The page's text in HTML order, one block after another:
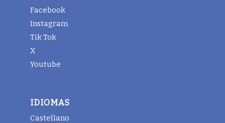
Facebook
Instagram
Tik Tok
X
Youtube
IDIOMAS
Castellano